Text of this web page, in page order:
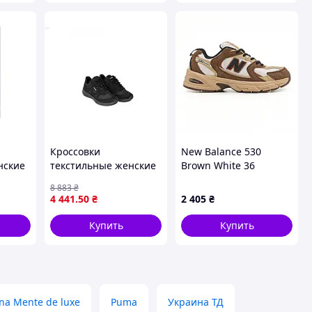
Кроссовки
текстильные женские
для повседневной
носки комфортные и
стильные
4 441.50 ₴
8 883₴
Купить
New Balance 530
Brown White 36
2 405 ₴
Купить
Mente de luxe Puma Украина ТД